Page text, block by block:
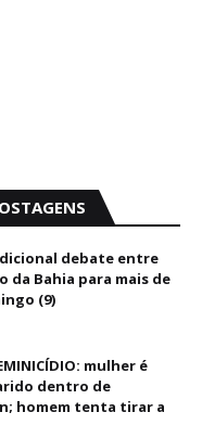
debate entre
da Bahia para mais de
(9)
mulher é
dentro de
homem tenta tirar a